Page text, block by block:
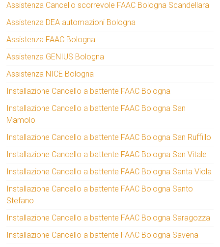
Assistenza Cancello scorrevole FAAC Bologna Scandellara
Assistenza DEA automazioni Bologna
Assistenza FAAC Bologna
Assistenza GENIUS Bologna
Assistenza NICE Bologna
Installazione Cancello a battente FAAC Bologna
Installazione Cancello a battente FAAC Bologna San
Mamolo
Installazione Cancello a battente FAAC Bologna San Ruffillo
Installazione Cancello a battente FAAC Bologna San Vitale
Installazione Cancello a battente FAAC Bologna Santa Viola
Installazione Cancello a battente FAAC Bologna Santo
Stefano
Installazione Cancello a battente FAAC Bologna Saragozza
Installazione Cancello a battente FAAC Bologna Savena